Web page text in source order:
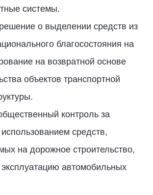
системы.
о выделении средств из
благосостояния на
на возвратной основе
объектов транспортной
контроль за
средств,
на дорожное строительство,
автомобильных